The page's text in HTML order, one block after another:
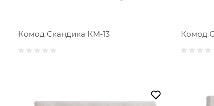
Комод Скандика КМ-13 Комод